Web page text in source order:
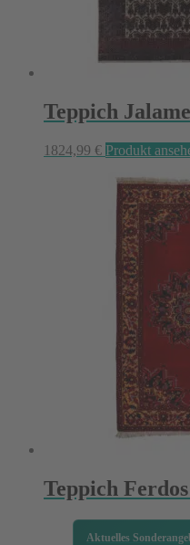
Teppich
1824,99 € Produkt
Teppich
Aktuelles